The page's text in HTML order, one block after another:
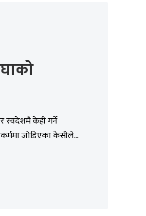
स्वदेशमै केही गर्ने
जोडिएका केसीले...